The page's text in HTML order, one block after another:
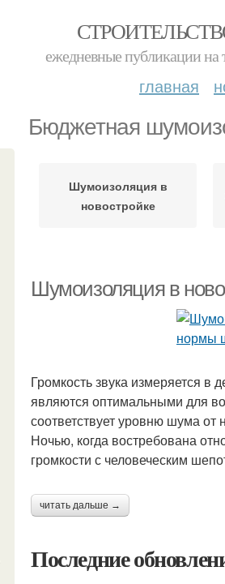
ежедневные публикации на
главная
Бюджетная
Шумоизоляция в
новостройке
Шумоизоляция в
Громкость звука измеряется
являются оптимальными для
соответствует уровню шума от
Ночью, когда востребована
громкости с человеческим
читать дальше →
Последние